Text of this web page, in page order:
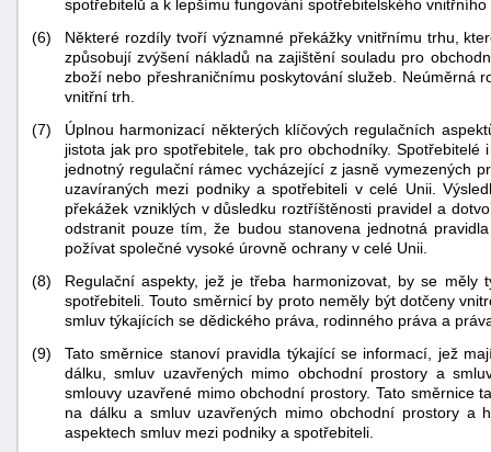
spotřebitelů a k lepšímu fungování spotřebitelského vnitřního
(6)
Některé rozdíly tvoří významné překážky vnitřnímu trhu,
způsobují zvýšení nákladů na zajištění souladu pro
zboží nebo přeshraničnímu poskytování služeb. Neúměrná
vnitřní trh.
(7)
Úplnou harmonizací některých klíčových regulačních
jistota jak pro spotřebitele, tak pro obchodníky.
jednotný regulační rámec vycházející z jasně vymezených
uzavíraných mezi podniky a spotřebiteli v celé Unii.
překážek vzniklých v důsledku roztříštěnosti pravidel a
odstranit pouze tím, že budou stanovena jednotná
požívat společné vysoké úrovně ochrany v celé Unii.
(8)
Regulační aspekty, jež je třeba harmonizovat, by se měly
spotřebiteli. Touto směrnicí by proto neměly být dotčeny
smluv týkajících se dědického práva, rodinného práva a
(9)
Tato směrnice stanoví pravidla týkající se informací, jež
dálku, smluv uzavřených mimo obchodní prostory a
smlouvy uzavřené mimo obchodní prostory. Tato směrnice
na dálku a smluv uzavřených mimo obchodní prostory a
aspektech smluv mezi podniky a spotřebiteli.
-
náhrady